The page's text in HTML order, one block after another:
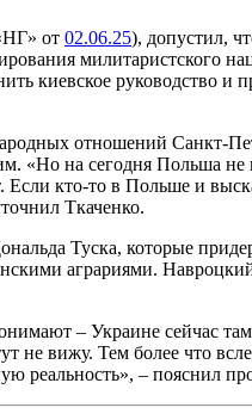
от 02.06.25), допустил,
милитаристского
киевское руководство и
отношений Санкт-
«Но на сегодня Польша
кто-то в Польше и
Ткаченко.
Туска, которые
аграриями.
– Украине сейчас
не вижу. Тем более что
реальность», – пояснил